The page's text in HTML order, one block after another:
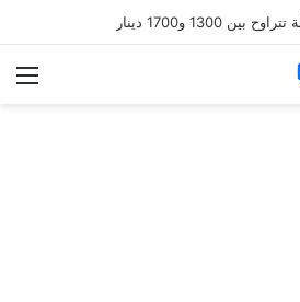
1300 و1700 دينار